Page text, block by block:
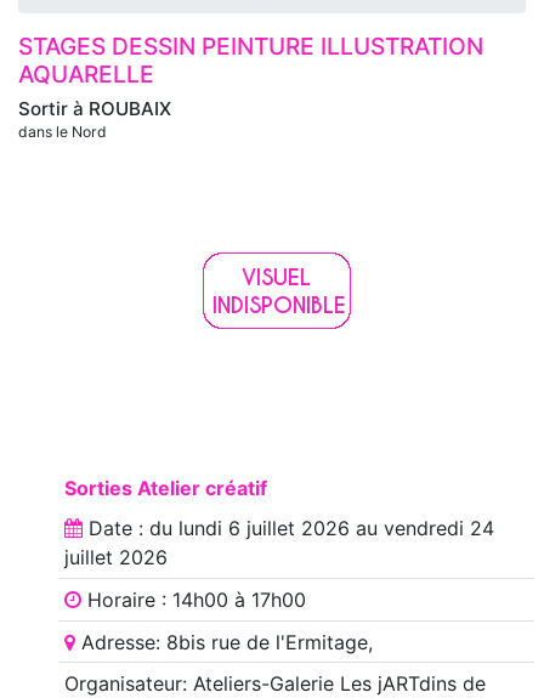
Sortir à ROUBAIX
dans le Nord
STAGES DESSIN PEINTURE ILLUSTRATION
AQUARELLE
Sorties Atelier créatif
Date : du lundi 6 juillet 2026 au vendredi 24
juillet 2026
Horaire : 14h00 à 17h00
Adresse: 8bis rue de l'Ermitage,
Organisateur: Ateliers-Galerie Les jARTdins de